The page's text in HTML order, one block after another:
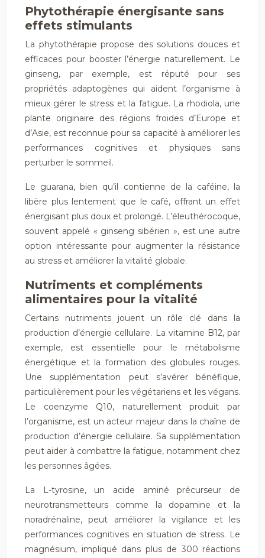
Phytothérapie énergisante sans
effets stimulants
La phytothérapie propose des solutions douces et
efficaces pour booster l’énergie naturellement. Le
ginseng, par exemple, est réputé pour ses
propriétés adaptogènes qui aident l’organisme à
mieux gérer le stress et la fatigue. La rhodiola, une
plante originaire des régions froides d’Europe et
d’Asie, est reconnue pour sa capacité à améliorer les
performances cognitives et physiques sans
perturber le sommeil.
Le guarana, bien qu’il contienne de la caféine, la
libère plus lentement que le café, offrant un effet
énergisant plus doux et prolongé. L’éleuthérocoque,
souvent appelé « ginseng sibérien », est une autre
option intéressante pour augmenter la résistance
au stress et améliorer la vitalité globale.
Nutriments et compléments
alimentaires pour la vitalité
Certains nutriments jouent un rôle clé dans la
production d’énergie cellulaire. La vitamine B12, par
exemple, est essentielle pour le métabolisme
énergétique et la formation des globules rouges.
Une supplémentation peut s’avérer bénéfique,
particulièrement pour les végétariens et les végans.
Le coenzyme Q10, naturellement produit par
l’organisme, est un acteur majeur dans la chaîne de
production d’énergie cellulaire. Sa supplémentation
peut aider à combattre la fatigue, notamment chez
les personnes âgées.
La L-tyrosine, un acide aminé précurseur de
neurotransmetteurs comme la dopamine et la
noradrénaline, peut améliorer la vigilance et les
performances cognitives en situation de stress. Le
magnésium, impliqué dans plus de 300 réactions